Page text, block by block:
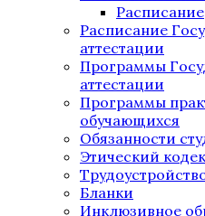
Расписание
Расписание
аттестации
Программы
аттестации
Программы
обучающихся
Обязанности
Этический
Бланки
Инклюзивное